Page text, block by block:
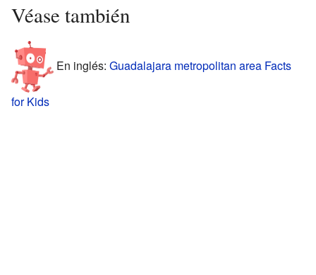
Véase también
En inglés: Guadalajara metropolitan area Facts
for Kids